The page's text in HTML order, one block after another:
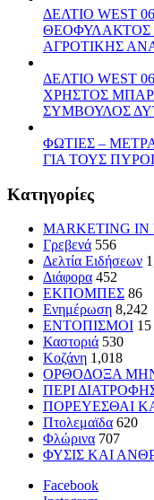
ΔΕΛΤΙΟ WEST
ΘΕΟΦΥΛΑΚΤΟΣ
ΑΓΡΟΤΙΚΗΣ
ΔΕΛΤΙΟ WEST
ΧΡΗΣΤΟΣ
ΣΥΜΒΟΥΛΟΣ
ΦΩΤΙΕΣ –
ΓΙΑ ΤΟΥΣ
Kατηγορίες
MARKETING IN
Γρεβενά 556
Δελτία Ειδήσεων
Διάφορα 452
ΕΚΠΟΜΠΕΣ 86
Ενημέρωση 8,242
ΕΝΤΟΠΙΣΜΟΙ 15
Καστοριά 530
Κοζάνη 1,018
ΟΡΘΟΔΟΞΑ
ΠΕΡΙ
ΠΟΡΕΥΕΣΘΑΙ
Πτολεμαϊδα 620
Φλώρινα 707
ΦΥΣΙΣ ΚΑΙ
Facebook